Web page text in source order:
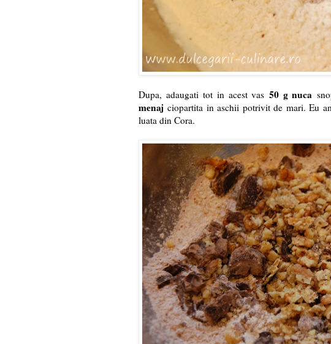
Dupa, adaugati tot in acest vas 50 g nuca
menajciopartita in aschii potrivit de mari. Eu
luata din Cora.